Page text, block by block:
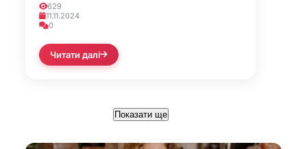
629
11.11.2024
0
Читати далі
Показати ще